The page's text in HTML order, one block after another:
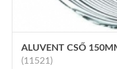
ALUVENT CSŐ
(11521)